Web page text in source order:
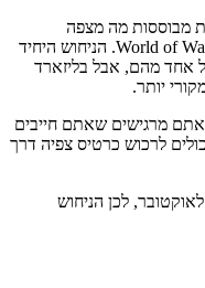
מבוססות מה מצפה
למעריצי דיאבלו 3, סטארקראפט 2 ו-World of Warcraft. הניחוש היחיד
אחד מהם, אבל בליזארד
יותר.
ב-4 בנובמבר, ואם אתם מרגישים שאתם חייבים
לרכוש כרטיס צפיה דרך
מצב ה-Brawl יצא בעדכון של ה-19 לאוקטובר, לכן הניחוש